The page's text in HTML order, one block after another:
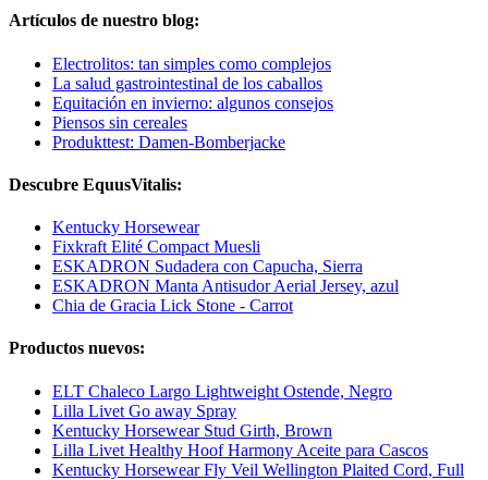
Artículos de nuestro blog:
Electrolitos: tan simples como complejos
La salud gastrointestinal de los caballos
Equitación en invierno: algunos consejos
Piensos sin cereales
Produkttest: Damen-Bomberjacke
Descubre EquusVitalis:
Kentucky Horsewear
Fixkraft Elité Compact Muesli
ESKADRON Sudadera con Capucha, Sierra
ESKADRON Manta Antisudor Aerial Jersey, azul
Chia de Gracia Lick Stone - Carrot
Productos nuevos:
ELT Chaleco Largo Lightweight Ostende, Negro
Lilla Livet Go away Spray
Kentucky Horsewear Stud Girth, Brown
Lilla Livet Healthy Hoof Harmony Aceite para Cascos
Kentucky Horsewear Fly Veil Wellington Plaited Cord, Full